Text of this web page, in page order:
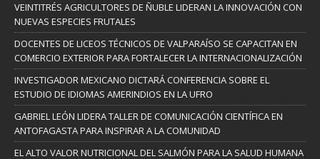
VEINTITRÉS AGRICULTORES DE ÑUBLE LIDERAN LA INNOVACIÓN CON
NUEVAS ESPECIES FRUTALES
DOCENTES DE LICEOS TÉCNICOS DE VALPARAÍSO SE CAPACITAN EN
COMERCIO EXTERIOR PARA FORTALECER LA INTERNACIONALIZACIÓN
INVESTIGADOR MEXICANO DICTARÁ CONFERENCIA SOBRE EL
ESTUDIO DE IDIOMAS AMERINDIOS EN LA UFRO
GABRIEL LEÓN LIDERA TALLER DE COMUNICACIÓN CIENTÍFICA EN
ANTOFAGASTA PARA INSPIRAR A LA COMUNIDAD
EL ALTO VALOR NUTRICIONAL DEL SALMÓN PARA LA SALUD HUMANA